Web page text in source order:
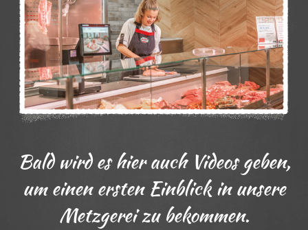
Bald wird es hier auch Videos geben,
um einen ersten Einblick in unsere
Metzgerei zu bekommen.